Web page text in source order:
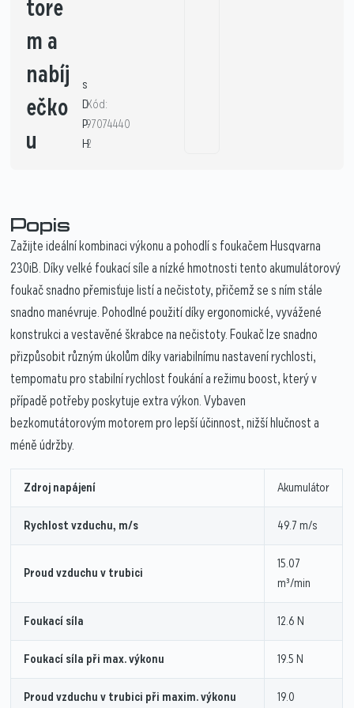
tore
m a
nabíj
ečko
u
s
D
P
H
Kód:
97074440
2
Popis
Zažijte ideální kombinaci výkonu a pohodlí s foukačem Husqvarna
230iB. Díky velké foukací síle a nízké hmotnosti tento akumulátorový
foukač snadno přemisťuje listí a nečistoty, přičemž se s ním stále
snadno manévruje. Pohodlné použití díky ergonomické, vyvážené
konstrukci a vestavěné škrabce na nečistoty. Foukač lze snadno
přizpůsobit různým úkolům díky variabilnímu nastavení rychlosti,
tempomatu pro stabilní rychlost foukání a režimu boost, který v
případě potřeby poskytuje extra výkon. Vybaven
bezkomutátorovým motorem pro lepší účinnost, nižší hlučnost a
méně údržby.
Zdroj napájení Akumulátor
Rychlost vzduchu, m/s 49.7 m/s
Proud vzduchu v trubici
15.07
m³/min
Foukací síla 12.6 N
Foukací síla při max. výkonu 19.5 N
Proud vzduchu v trubici při maxim. výkonu
19.0